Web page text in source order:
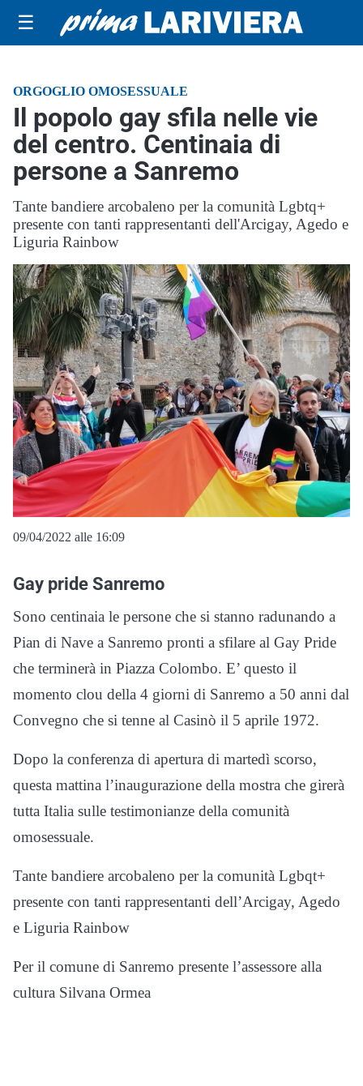
☰
ORGOGLIO OMOSESSUALE
Il popolo gay sfila nelle vie
del centro. Centinaia di
persone a Sanremo
Tante bandiere arcobaleno per la comunità Lgbtq+
presente con tanti rappresentanti dell'Arcigay, Agedo e
Liguria Rainbow
09/04/2022 alle 16:09
Gay pride Sanremo
Sono centinaia le persone che si stanno radunando a
Pian di Nave a Sanremo pronti a sfilare al Gay Pride
che terminerà in Piazza Colombo. E’ questo il
momento clou della 4 giorni di Sanremo a 50 anni dal
Convegno che si tenne al Casinò il 5 aprile 1972.
Dopo la conferenza di apertura di martedì scorso,
questa mattina l’inaugurazione della mostra che girerà
tutta Italia sulle testimonianze della comunità
omosessuale.
Tante bandiere arcobaleno per la comunità Lgbqt+
presente con tanti rappresentanti dell’Arcigay, Agedo
e Liguria Rainbow
Per il comune di Sanremo presente l’assessore alla
cultura Silvana Ormea